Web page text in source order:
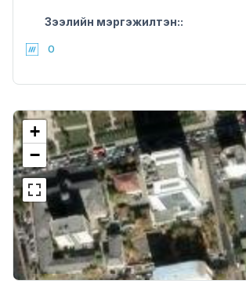
Зээлийн мэргэжилтэн::
0
+
−